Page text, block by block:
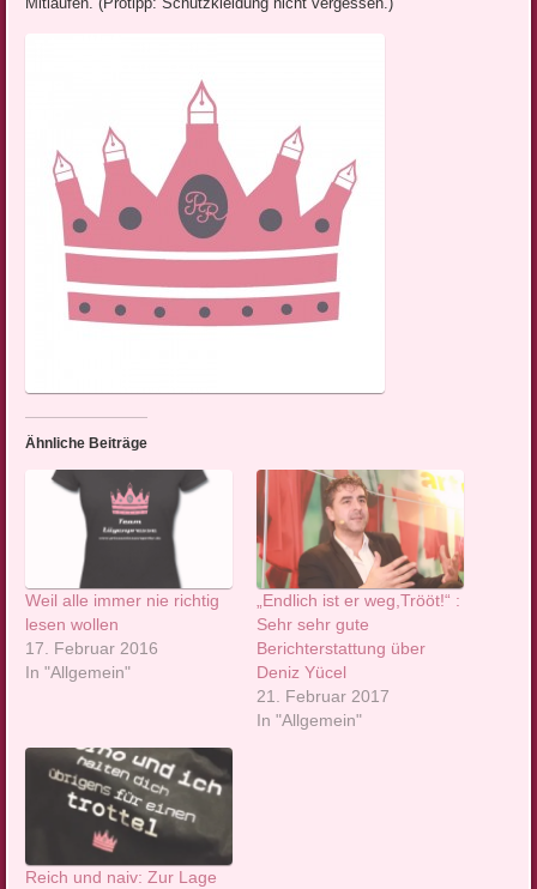
Ähnliche Beiträge
Weil alle immer nie richtig
lesen wollen
17. Februar 2016
In "Allgemein"
„Endlich ist er weg,Trööt!“ :
Sehr sehr gute
Berichterstattung über
Deniz Yücel
21. Februar 2017
In "Allgemein"
Reich und naiv: Zur Lage